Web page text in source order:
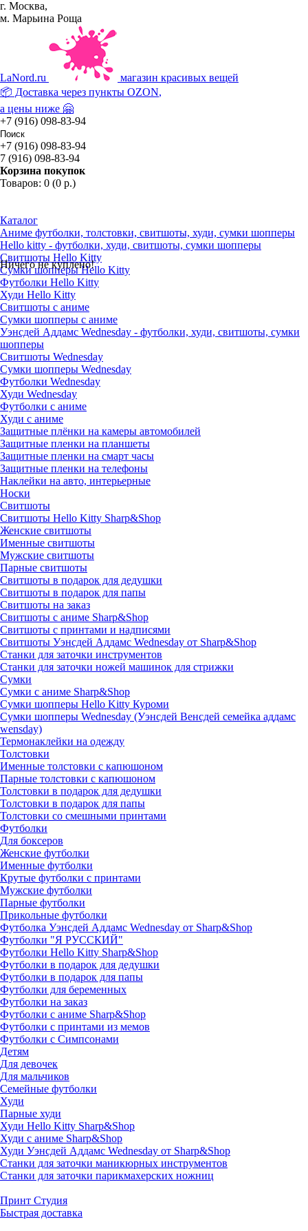
г. Москва,
м. Марьина Роща
LaNord.ru
магазин красивых вещей
📦 Доставка через пункты OZON,
а цены ниже 🤗
+7 (916) 098-83-94
+7 (916) 098-83-94
7 (916) 098-83-94
Корзина покупок
Товаров: 0 (0 р.)
Ничего не куплено!
Каталог
Аниме футболки, толстовки, свитшоты, худи, сумки шопперы
Hello kitty - футболки, худи, свитшоты, сумки шопперы
Свитшоты Hello Kitty
Сумки шопперы Hello Kitty
Футболки Hello Kitty
Худи Hello Kitty
Свитшоты с аниме
Сумки шопперы с аниме
Уэнсдей Аддамс Wednesday - футболки, худи, свитшоты, сумки
шопперы
Свитшоты Wednesday
Сумки шопперы Wednesday
Футболки Wednesday
Худи Wednesday
Футболки с аниме
Худи с аниме
Защитные плёнки на камеры автомобилей
Защитные пленки на планшеты
Защитные пленки на смарт часы
Защитные пленки на телефоны
Наклейки на авто, интерьерные
Носки
Свитшоты
Cвитшоты Hello Kitty Sharp&Shop
Женские свитшоты
Именные свитшоты
Мужские свитшоты
Парные свитшоты
Свитшоты в подарок для дедушки
Свитшоты в подарок для папы
Свитшоты на заказ
Свитшоты с аниме Sharp&Shop
Свитшоты с принтами и надписями
Свитшоты Уэнсдей Аддамс Wednesday от Sharp&Shop
Станки для заточки инструментов
Станки для заточки ножей машинок для стрижки
Сумки
Сумки с аниме Sharp&Shop
Сумки шопперы Hello Kitty Куроми
Сумки шопперы Wednesday (Уэнсдей Венсдей семейка аддамс
wensday)
Термонаклейки на одежду
Толстовки
Именные толстовки с капюшоном
Парные толстовки с капюшоном
Толстовки в подарок для дедушки
Толстовки в подарок для папы
Толстовки со смешными принтами
Футболки
Для боксеров
Женские футболки
Именные футболки
Крутые футболки с принтами
Мужские футболки
Парные футболки
Прикольные футболки
Футболка Уэнсдей Аддамс Wednesday от Sharp&Shop
Футболки "Я РУССКИЙ"
Футболки Hello Kitty Sharp&Shop
Футболки в подарок для дедушки
Футболки в подарок для папы
Футболки для беременных
Футболки на заказ
Футболки с аниме Sharp&Shop
Футболки с принтами из мемов
Футболки с Симпсонами
Детям
Для девочек
Для мальчиков
Семейные футболки
Худи
Парные худи
Худи Hello Kitty Sharp&Shop
Худи с аниме Sharp&Shop
Худи Уэнсдей Аддамс Wednesday от Sharp&Shop
Станки для заточки маникюрных инструментов
Станки для заточки парикмахерских ножниц
Принт Студия
Быстрая доставка